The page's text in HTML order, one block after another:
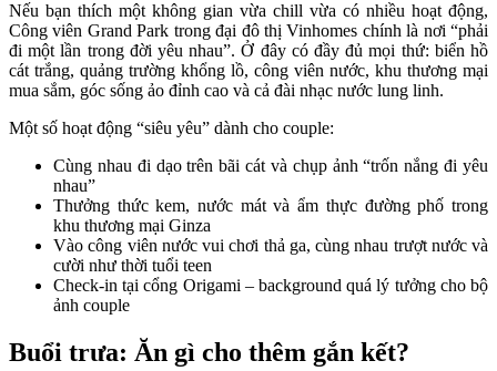
Nếu bạn thích một không gian vừa chill vừa có nhiều hoạt động,
Công viên Grand Park trong đại đô thị Vinhomes chính là nơi “phải
đi một lần trong đời yêu nhau”. Ở đây có đầy đủ mọi thứ: biển hồ
cát trắng, quảng trường khổng lồ, công viên nước, khu thương mại
mua sắm, góc sống ảo đỉnh cao và cả đài nhạc nước lung linh.
Một số hoạt động “siêu yêu” dành cho couple:
Cùng nhau đi dạo trên bãi cát và chụp ảnh “trốn nắng đi yêu
nhau”
Thưởng thức kem, nước mát và ẩm thực đường phố trong
khu thương mại Ginza
Vào công viên nước vui chơi thả ga, cùng nhau trượt nước và
cười như thời tuổi teen
Check-in tại cổng Origami – background quá lý tưởng cho bộ
ảnh couple
Buổi trưa: Ăn gì cho thêm gắn kết?